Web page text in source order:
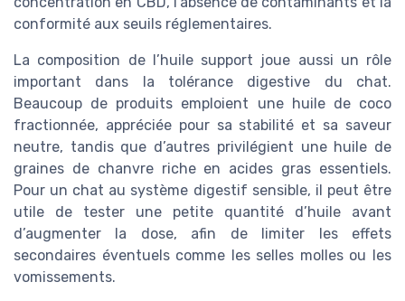
conformité aux seuils réglementaires.
La composition de l’huile support joue aussi un rôle
important dans la tolérance digestive du chat.
Beaucoup de produits emploient une huile de coco
fractionnée, appréciée pour sa stabilité et sa saveur
neutre, tandis que d’autres privilégient une huile de
graines de chanvre riche en acides gras essentiels.
Pour un chat au système digestif sensible, il peut être
utile de tester une petite quantité d’huile avant
d’augmenter la dose, afin de limiter les effets
secondaires éventuels comme les selles molles ou les
vomissements.